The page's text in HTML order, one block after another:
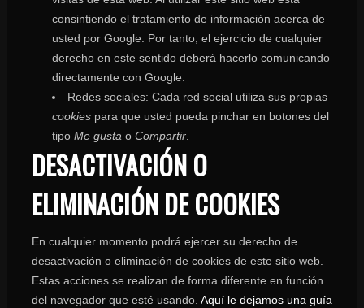
consintiendo el tratamiento de información acerca de
usted por Google. Por tanto, el ejercicio de cualquier
derecho en este sentido deberá hacerlo comunicando
directamente con Google.
Redes sociales: Cada red social utiliza sus propias
cookiespara que usted pueda pinchar en botones del
tipo Me gusta o Compartir.
DESACTIVACIÓN O
ELIMINACIÓN DE COOKIES
En cualquier momento podrá ejercer su derecho de
desactivación o eliminación de cookies de este sitio web.
Estas acciones se realizan de forma diferente en función
del navegador que esté usando. Aquí le dejamos una guía